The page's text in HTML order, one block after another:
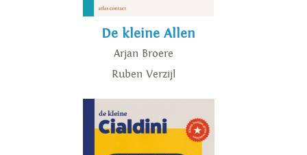
De kleine Allen
Arjan Broere
Ruben Verzijl